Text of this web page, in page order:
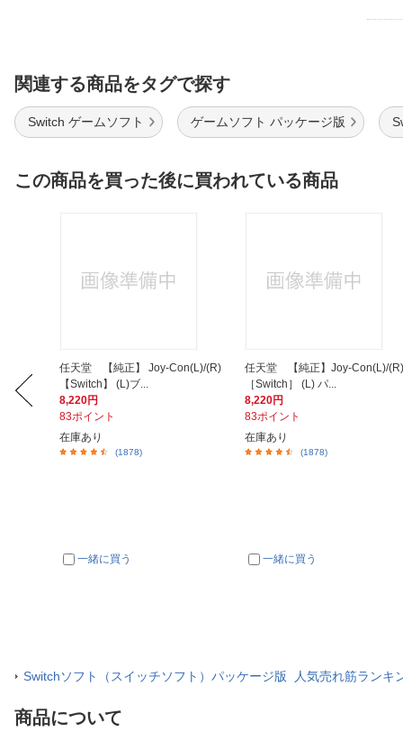
関連する商品をタグで探す
Switch ゲームソフト ゲームソフト パッケージ版
この商品を買った後に買われている商品
任天堂 【純正】 Joy-Con(L)/(R)
【Switch】 (L)ブ...
8,220円
83ポイント
在庫あり
(1878)
一緒に買う
任天堂 【純正】Joy-Con(L)/(R)
［Switch］ (L) パ...
8,220円
83ポイント
在庫あり
(1878)
一緒に買う
Switchソフト（スイッチソフト）パッケージ版 人気売れ筋ランキ
商品について